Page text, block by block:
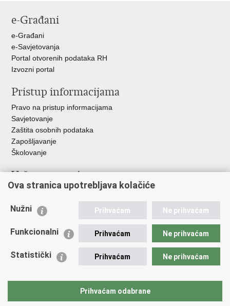
FacebookuTwitteru
e-Građani
e-Građani
e-Savjetovanja
Portal otvorenih podataka RH
Izvozni portal
Pristup informacijama
Pravo na pristup informacijama
Savjetovanje
Zaštita osobnih podataka
Zapošljavanje
Školovanje
Važne poveznice
Ministarstvo unutarnjih poslova
Udruge
Policijska akademija
Zaklada policijske solidarnosti
Vučetić"
Ova stranica upotrebljava kolačiće
Nužni Prihvaćam Ne prihvaćam
Funkcionalni Prihvaćam Ne prihvaćam
Statistički Prihvaćam Ne prihvaćam
Prihvaćam odabrane